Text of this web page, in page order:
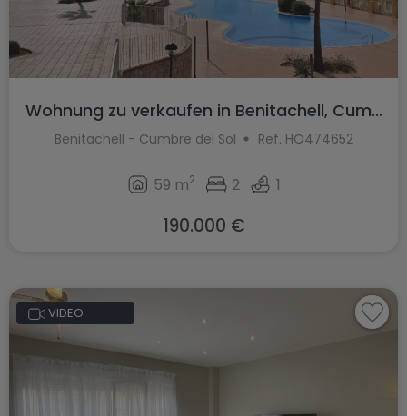
Wohnung zu verkaufen in Benitachell, Cum...
Benitachell - Cumbre del Sol Ref. HO474652
59 m2 2 1
190.000 €
VIDEO